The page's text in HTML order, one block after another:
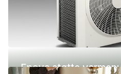
Enova støtte